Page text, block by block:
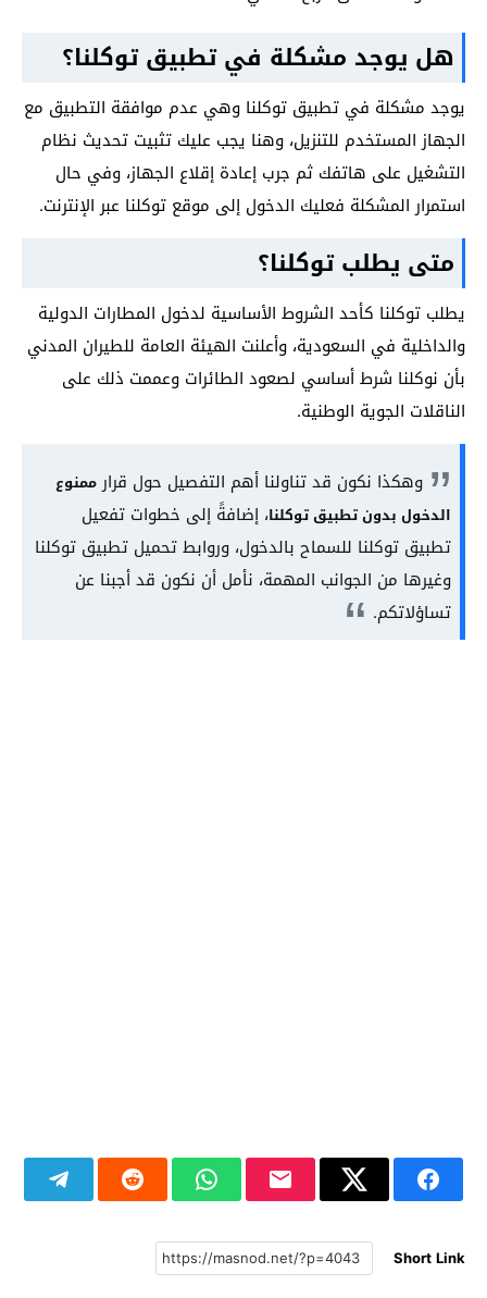
هل يوجد مشكلة في تطبيق توكلنا؟
يوجد مشكلة في تطبيق توكلنا وهي عدم موافقة التطبيق مع
الجهاز المستخدم للتنزيل، وهنا يجب عليك تثبيت تحديث نظام
التشغيل على هاتفك ثم جرب إعادة إقلاع الجهاز، وفي حال
استمرار المشكلة فعليك الدخول إلى موقع توكلنا عبر الإنترنت.
متى يطلب توكلنا؟
يطلب توكلنا كأحد الشروط الأساسية لدخول المطارات الدولية
والداخلية في السعودية، وأعلنت الهيئة العامة للطيران المدني
بأن نوكلنا شرط أساسي لصعود الطائرات وعممت ذلك على
الناقلات الجوية الوطنية.
وهكذا نكون قد تناولنا أهم التفصيل حول قرارممنوع
الدخول بدون تطبيق توكلنا، إضافةً إلى خطوات تفعيل
تطبيق توكلنا للسماح بالدخول، وروابط تحميل تطبيق توكلنا
وغيرها من الجوانب المهمة، نأمل أن نكون قد أجبنا عن
تساؤلاتكم.
Short Link